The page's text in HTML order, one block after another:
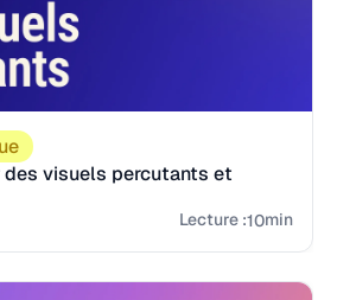
des visuels percutants et
Lecture :10min